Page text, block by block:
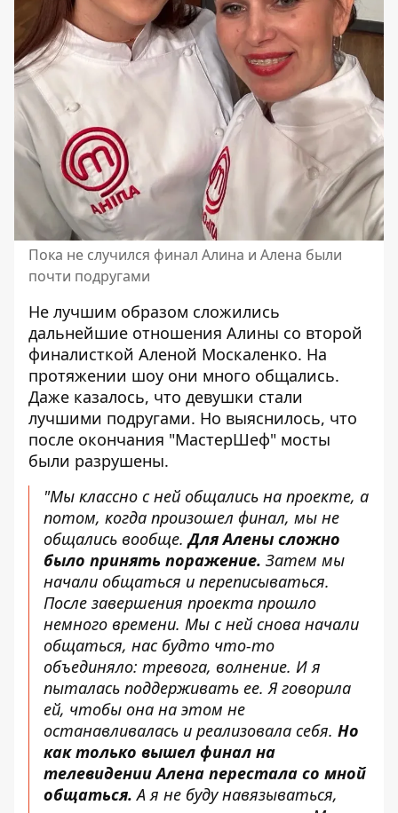
Пока не случился финал Алина и Алена были
почти подругами
Не лучшим образом сложились
дальнейшие отношения Алины со второй
финалисткой Аленой Москаленко. На
протяжении шоу они много общались.
Даже казалось, что девушки стали
лучшими подругами. Но выяснилось, что
после окончания "МастерШеф" мосты
были разрушены.
"Мы классно с ней общались на проекте, а
потом, когда произошел финал, мы не
общались вообще. Для Алены сложно
было принять поражение. Затем мы
начали общаться и переписываться.
После завершения проекта прошло
немного времени. Мы с ней снова начали
общаться, нас будто что-то
объединяло: тревога, волнение. И я
пыталась поддерживать ее. Я говорила
ей, чтобы она на этом не
останавливалась и реализовала себя. Но
как только вышел финал на
телевидении Алена перестала со мной
общаться. А я не буду навязываться,